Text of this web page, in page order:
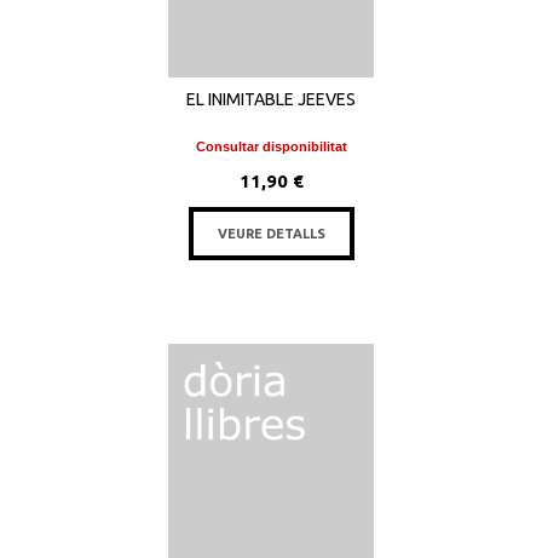
EL INIMITABLE JEEVES
Consultar disponibilitat
11,90 €
VEURE DETALLS